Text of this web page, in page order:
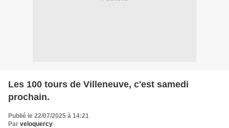
Les 100 tours de Villeneuve, c'est samedi
prochain.
Publié le 22/07/2025 à 14:21
Par veloquercy